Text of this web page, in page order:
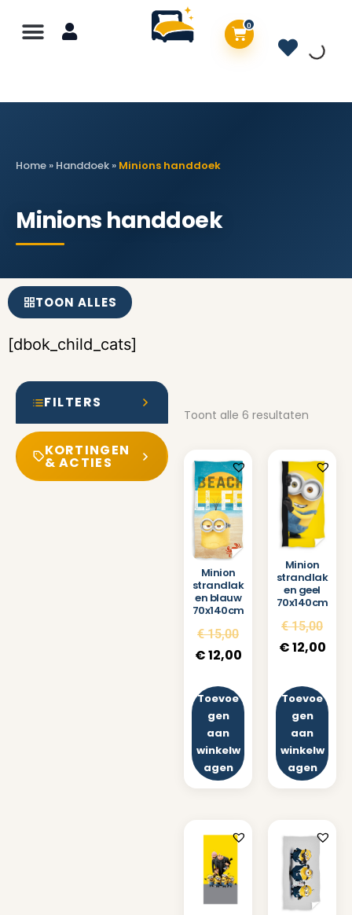
0
Home » Handdoek » Minions handdoek
Minions handdoek
TOON ALLES
[dbok_child_cats]
FILTERS
KORTINGEN
& ACTIES
Toont alle 6 resultaten
Minion
strandlak
en blauw
70x140cm
€15,00
€12,00
Toevoe
gen
aan
winkelw
agen
Minion
strandlak
en geel
70x140cm
€15,00
€12,00
Toevoe
gen
aan
winkelw
agen